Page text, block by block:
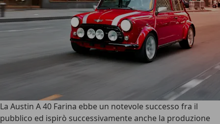
La Austin A 40 Farina ebbe un notevole successo fra il
pubblico ed ispirò successivamente anche la produzione